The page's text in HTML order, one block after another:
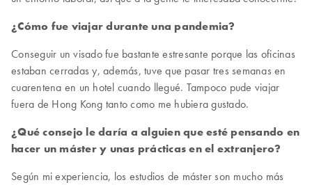
¿Cómo fue viajar durante una pandemia?
Conseguir un visado fue bastante estresante porque las oficinas
estaban cerradas y, además, tuve que pasar tres semanas en
cuarentena en un hotel cuando llegué. Tampoco pude viajar
fuera de Hong Kong tanto como me hubiera gustado.
¿Qué consejo le daría a alguien que esté pensando en
hacer un máster y unas prácticas en el extranjero?
Según mi experiencia, los estudios de máster son mucho más